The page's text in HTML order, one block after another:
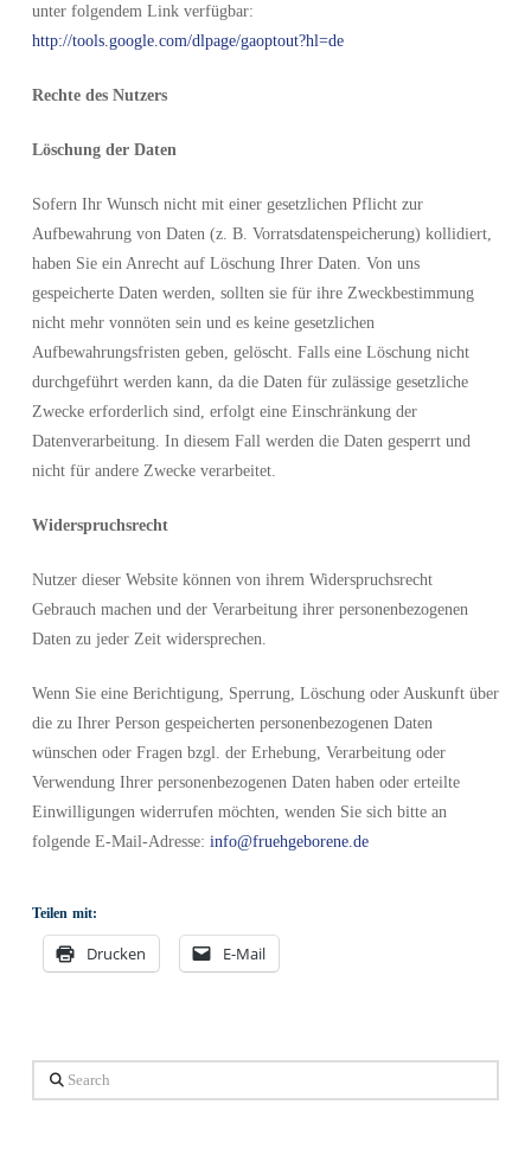
unter folgendem Link verfügbar:
http://tools.google.com/dlpage/gaoptout?hl=de
Rechte des Nutzers
Löschung der Daten
Sofern Ihr Wunsch nicht mit einer gesetzlichen Pflicht zur
Aufbewahrung von Daten (z. B. Vorratsdatenspeicherung) kollidiert,
haben Sie ein Anrecht auf Löschung Ihrer Daten. Von uns
gespeicherte Daten werden, sollten sie für ihre Zweckbestimmung
nicht mehr vonnöten sein und es keine gesetzlichen
Aufbewahrungsfristen geben, gelöscht. Falls eine Löschung nicht
durchgeführt werden kann, da die Daten für zulässige gesetzliche
Zwecke erforderlich sind, erfolgt eine Einschränkung der
Datenverarbeitung. In diesem Fall werden die Daten gesperrt und
nicht für andere Zwecke verarbeitet.
Widerspruchsrecht
Nutzer dieser Website können von ihrem Widerspruchsrecht
Gebrauch machen und der Verarbeitung ihrer personenbezogenen
Daten zu jeder Zeit widersprechen.
Wenn Sie eine Berichtigung, Sperrung, Löschung oder Auskunft über
die zu Ihrer Person gespeicherten personenbezogenen Daten
wünschen oder Fragen bzgl. der Erhebung, Verarbeitung oder
Verwendung Ihrer personenbezogenen Daten haben oder erteilte
Einwilligungen widerrufen möchten, wenden Sie sich bitte an
folgende E-Mail-Adresse: info@fruehgeborene.de
Teilen mit:
Drucken E-Mail
Search